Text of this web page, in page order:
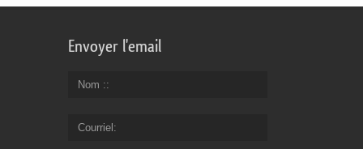
Envoyer l'email
Nom :
Courriel